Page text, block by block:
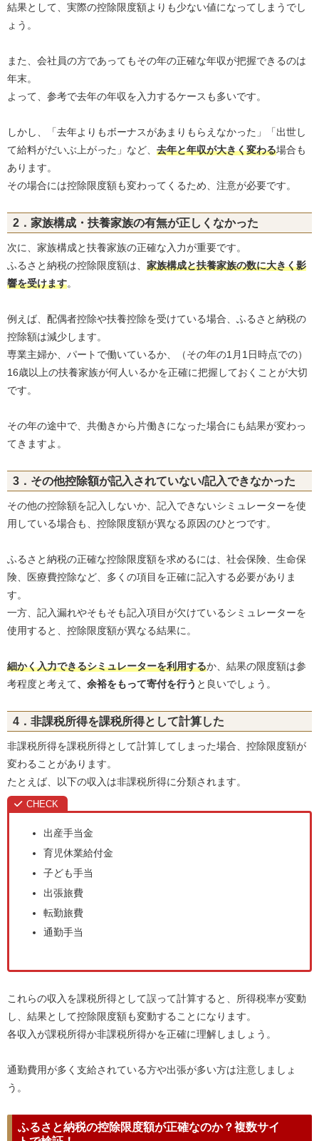
結果として、実際の控除限度額よりも少ない値になってしまうでし
ょう。
また、会社員の方であってもその年の正確な年収が把握できるのは
年末。
よって、参考で去年の年収を入力するケースも多いです。
しかし、「去年よりもボーナスがあまりもらえなかった」「出世し
て給料がだいぶ上がった」など、 去年と年収が大きく変わる場合も
あります。
その場合には控除限度額も変わってくるため、注意が必要です。
2．家族構成・扶養家族の有無が正しくなかった
次に、家族構成と扶養家族の正確な入力が重要です。
ふるさと納税の控除限度額は、 家族構成と扶養家族の数に大きく影
響を受けます。
例えば、配偶者控除や扶養控除を受けている場合、ふるさと納税の
控除額は減少します。
専業主婦か、パートで働いているか、（その年の1月1日時点での）
16歳以上の扶養家族が何人いるかを正確に把握しておくことが大切
です。
その年の途中で、共働きから片働きになった場合にも結果が変わっ
てきますよ。
3．その他控除額が記入されていない/記入できなかった
その他の控除額を記入しないか、記入できないシミュレーターを使
用している場合も、控除限度額が異なる原因のひとつです。
ふるさと納税の正確な控除限度額を求めるには、社会保険、生命保
険、医療費控除など、多くの項目を正確に記入する必要がありま
す。
一方、記入漏れやそもそも記入項目が欠けているシミュレーターを
使用すると、控除限度額が異なる結果に。
細かく入力できるシミュレーターを利用するか、結果の限度額は参
考程度と考えて、余裕をもって寄付を行う と良いでしょう。
4．非課税所得を課税所得として計算した
非課税所得を課税所得として計算してしまった場合、控除限度額が
変わることがあります。
たとえば、以下の収入は非課税所得に分類されます。
出産手当金
育児休業給付金
子ども手当
出張旅費
転勤旅費
通勤手当
これらの収入を課税所得として誤って計算すると、所得税率が変動
し、結果として控除限度額も変動することになります。
各収入が課税所得か非課税所得かを正確に理解しましょう。
通勤費用が多く支給されている方や出張が多い方は注意しましょ
う。
ふるさと納税の控除限度額が正確なのか？複数サイ